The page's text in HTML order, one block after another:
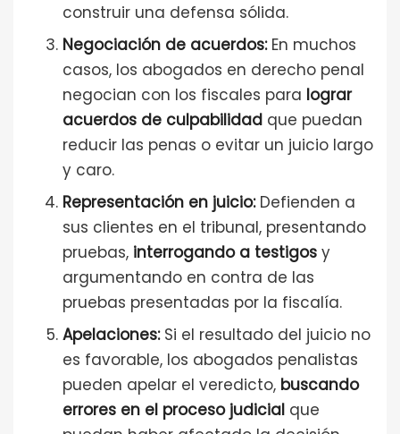
construir una defensa sólida.
Negociación de acuerdos:En muchos
casos, los abogados en derecho penal
negocian con los fiscales para lograr
acuerdos de culpabilidad que puedan
reducir las penas o evitar un juicio largo
y caro.
Representación en juicio:Defienden a
sus clientes en el tribunal, presentando
pruebas, interrogando a testigos y
argumentando en contra de las
pruebas presentadas por la fiscalía.
Apelaciones:Si el resultado del juicio no
es favorable, los abogados penalistas
pueden apelar el veredicto, buscando
errores en el proceso judicial que